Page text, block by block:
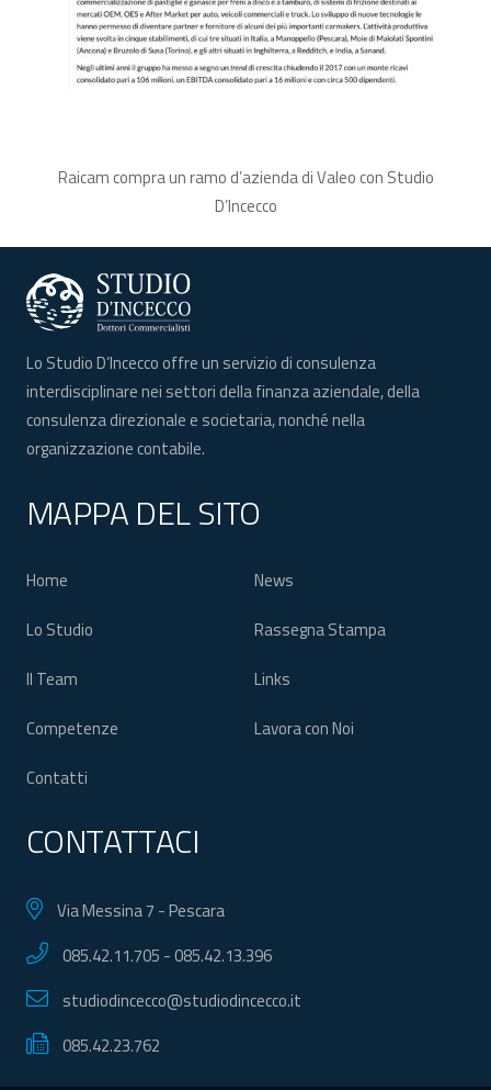
Raicam compra un ramo d’azienda di Valeo con Studio
D’Incecco
Lo Studio D’Incecco offre un servizio di consulenza
interdisciplinare nei settori della finanza aziendale, della
consulenza direzionale e societaria, nonché nella
organizzazione contabile.
MAPPA DEL SITO
Home
Lo Studio
Il Team
Competenze
Contatti
News
Rassegna Stampa
Links
Lavora con Noi
CONTATTACI
Via Messina 7 - Pescara
085.42.11.705 -085.42.13.396
studiodincecco@studiodincecco.it
085.42.23.762